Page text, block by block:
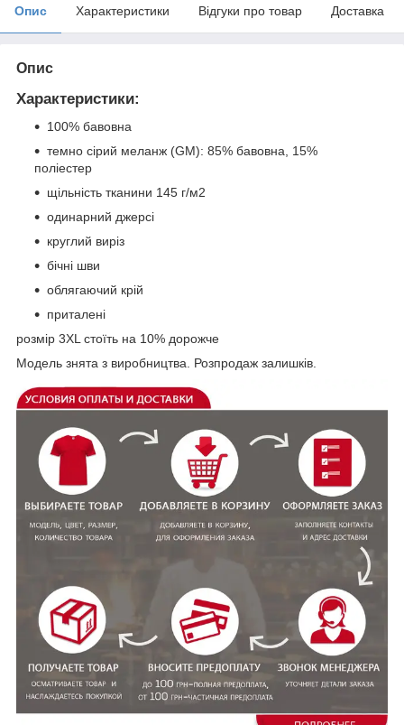
Опис Характеристики Відгуки про товар Доставка
Опис
Характеристики:
100% бавовна
темно сірий меланж (GM): 85% бавовна, 15%
поліестер
щільність тканини 145 г/м2
одинарний джерсі
круглий виріз
бічні шви
облягаючий крій
приталені
розмір 3XL стоїть на 10% дорожче
Модель знята з виробництва. Розпродаж залишків.